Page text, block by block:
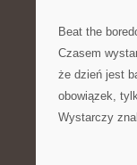
Beat the
Czasem
że dzień jest
obowiązek,
Wystarczy